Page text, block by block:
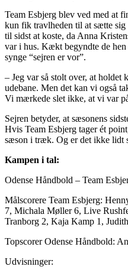
Team Esbjerg blev ved med at
kun fik travlheden til at sætte sig
til sidst at koste, da Anna
var i hus. Kækt begyndte de hen
synge “sejren er vor”.
– Jeg var så stolt over, at holdet
udebane. Men det kan vi også
Vi mærkede slet ikke, at vi var
Sejren betyder, at sæsonens
Hvis Team Esbjerg tager ét
sæson i træk. Og er det ikke lidt
Kampen i tal:
Odense Håndbold – Team
Målscorere Team Esbjerg:
7, Michala Møller 6, Live
Tranborg 2, Kaja Kamp 1,
Topscorer Odense Håndbold:
Udvisninger: